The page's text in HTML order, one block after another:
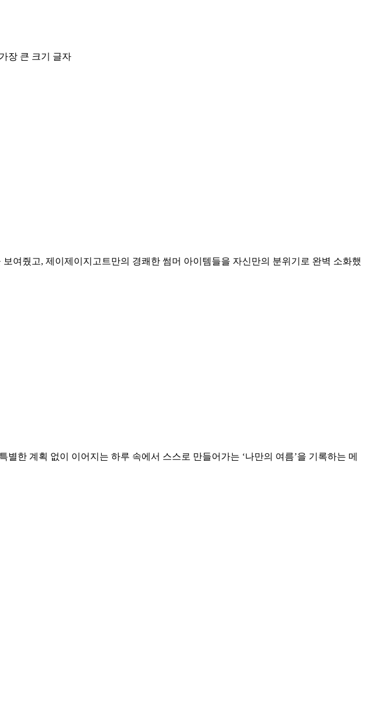
가장 큰 크기 글자
여줬고, 제이제이지고트만의 경쾌한 썸머 아이템들을 자신만의 분위기로 완벽 소화했
한 계획 없이 이어지는 하루 속에서 스스로 만들어가는 ‘나만의 여름’을 기록하는 메